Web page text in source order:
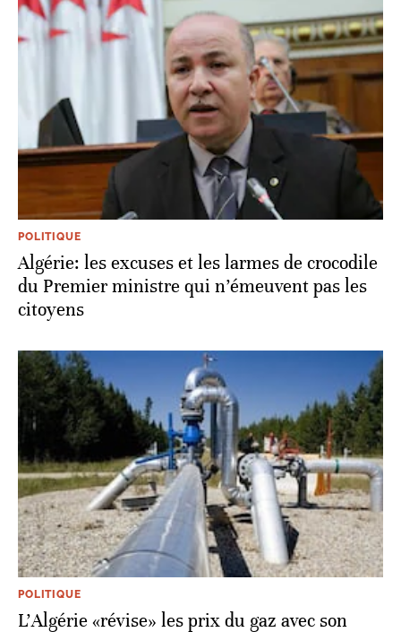
POLITIQUE
Algérie: les excuses et les larmes de crocodile
du Premier ministre qui n’émeuvent pas les
citoyens
POLITIQUE
L'Algérie «révise» les prix du gaz avec son